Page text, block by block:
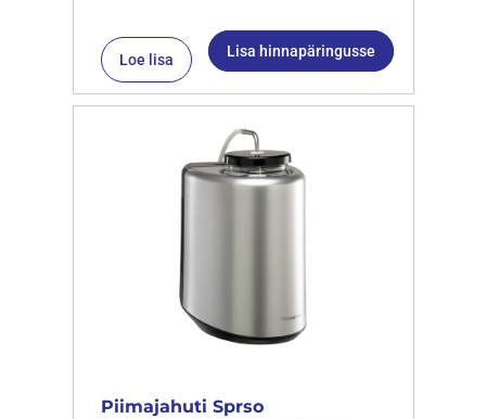
Loe lisa Lisa hinnapäringusse
Piimajahuti Sprso